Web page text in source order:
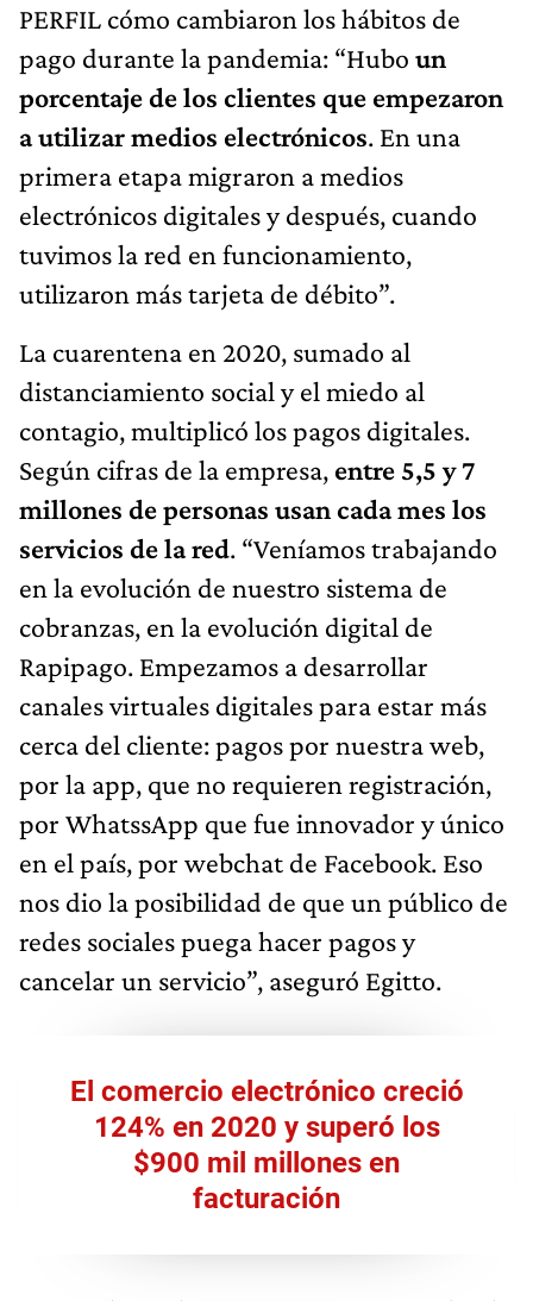
PERFIL cómo cambiaron los hábitos de
pago durante la pandemia: “Hubo un
porcentaje de los clientes que empezaron
a utilizar medios electrónicos. En una
primera etapa migraron a medios
electrónicos digitales y después, cuando
tuvimos la red en funcionamiento,
utilizaron más tarjeta de débito”.
La cuarentena en 2020, sumado al
distanciamiento social y el miedo al
contagio, multiplicó los pagos digitales.
Según cifras de la empresa, entre 5,5 y 7
millones de personas usan cada mes los
servicios de la red. “Veníamos trabajando
en la evolución de nuestro sistema de
cobranzas, en la evolución digital de
Rapipago. Empezamos a desarrollar
canales virtuales digitales para estar más
cerca del cliente: pagos por nuestra web,
por la app, que no requieren registración,
por WhatssApp que fue innovador y único
en el país, por webchat de Facebook. Eso
nos dio la posibilidad de que un público de
redes sociales puega hacer pagos y
cancelar un servicio”, aseguró Egitto.
El comercio electrónico creció
124% en 2020 y superó los
$900 mil millones en
facturación